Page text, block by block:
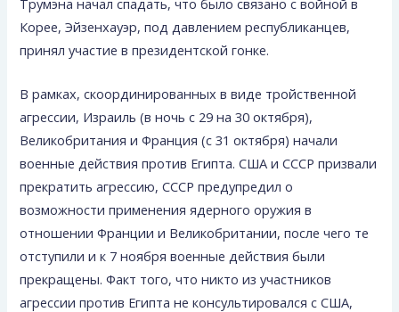
Корее, Эйзенхауэр, под давлением республиканцев,
принял участие в президентской гонке.
В рамках, скоординированных в виде тройственной
агрессии, Израиль (в ночь с 29 на 30 октября),
Великобритания и Франция (с 31 октября) начали
военные действия против Египта. США и СССР призвали
прекратить агрессию, СССР предупредил о
возможности применения ядерного оружия в
отношении Франции и Великобритании, после чего те
отступили и к 7 ноября военные действия были
прекращены. Факт того, что никто из участников
агрессии против Египта не консультировался с США,